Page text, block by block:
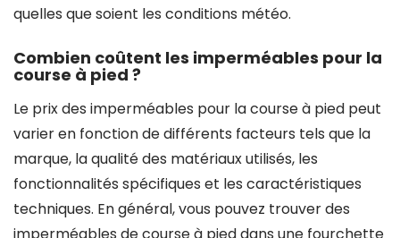
quelles que soient les conditions météo.
Combien coûtent les imperméables pour la
course à pied ?
Le prix des imperméables pour la course à pied peut
varier en fonction de différents facteurs tels que la
marque, la qualité des matériaux utilisés, les
fonctionnalités spécifiques et les caractéristiques
techniques. En général, vous pouvez trouver des